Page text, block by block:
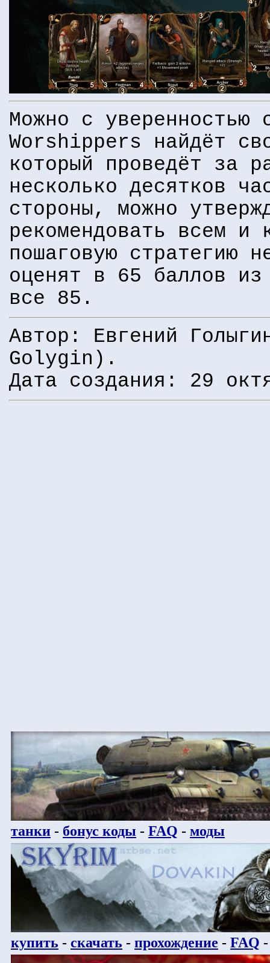
Можно с уверенностью
Worshippers найдёт
который проведёт за
несколько десятков
стороны, можно
рекомендовать всем и
пошаговую стратегию
оценят в 65 баллов
все 85.
Автор: Евгений
Golygin).
Дата создания: 29
танки - бонус коды - FAQ - моды
купить - скачать - прохождение - FAQ